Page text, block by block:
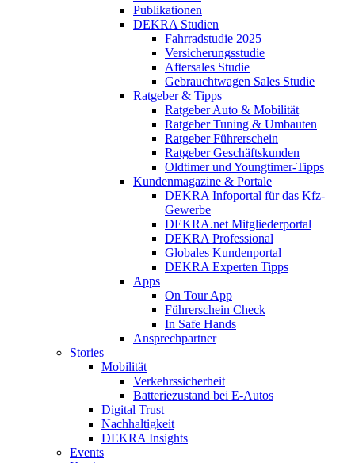
Publikationen
DEKRA Studien
Fahrradstudie 2025
Versicherungsstudie
Aftersales Studie
Gebrauchtwagen Sales Studie
Ratgeber & Tipps
Ratgeber Auto & Mobilität
Ratgeber Tuning & Umbauten
Ratgeber Führerschein
Ratgeber Geschäftskunden
Oldtimer und Youngtimer-Tipps
Kundenmagazine & Portale
DEKRA Infoportal für das Kfz-
Gewerbe
DEKRA.net Mitgliederportal
DEKRA Professional
Globales Kundenportal
DEKRA Experten Tipps
Apps
On Tour App
Führerschein Check
In Safe Hands
Ansprechpartner
Stories
Mobilität
Verkehrssicherheit
Batteriezustand bei E-Autos
Digital Trust
Nachhaltigkeit
DEKRA Insights
Events